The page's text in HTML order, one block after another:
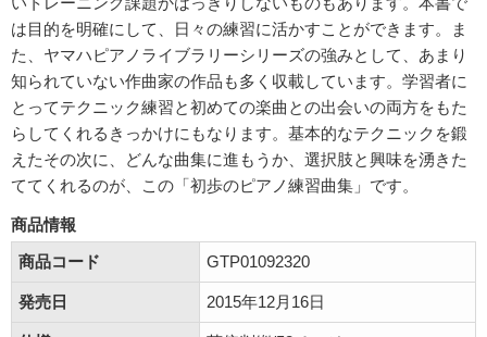
は目的を明確にして、日々の練習に活かすことができます。ま
た、ヤマハピアノライブラリーシリーズの強みとして、あまり
知られていない作曲家の作品も多く収載しています。学習者に
とってテクニック練習と初めての楽曲との出会いの両方をもた
らしてくれるきっかけにもなります。基本的なテクニックを鍛
えたその次に、どんな曲集に進もうか、選択肢と興味を湧きた
ててくれるのが、この「初歩のピアノ練習曲集」です。
商品情報
商品コード
GTP01092320
発売日 2015年12月16日